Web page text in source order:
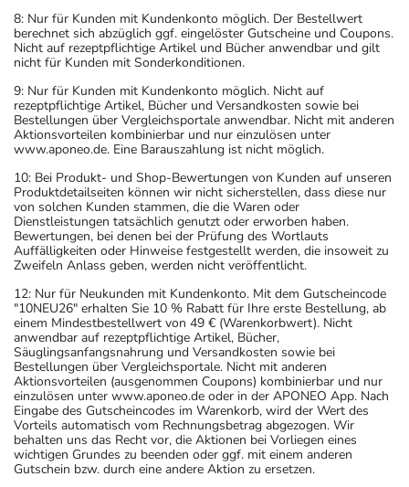
8: Nur für Kunden mit Kundenkonto möglich. Der Bestellwert
berechnet sich abzüglich ggf. eingelöster Gutscheine und Coupons.
Nicht auf rezeptpflichtige Artikel und Bücher anwendbar und gilt
nicht für Kunden mit Sonderkonditionen.
9: Nur für Kunden mit Kundenkonto möglich. Nicht auf
rezeptpflichtige Artikel, Bücher und Versandkosten sowie bei
Bestellungen über Vergleichsportale anwendbar. Nicht mit anderen
Aktionsvorteilen kombinierbar und nur einzulösen unter
www.aponeo.de. Eine Barauszahlung ist nicht möglich.
10: Bei Produkt- und Shop-Bewertungen von Kunden auf unseren
Produktdetailseiten können wir nicht sicherstellen, dass diese nur
von solchen Kunden stammen, die die Waren oder
Dienstleistungen tatsächlich genutzt oder erworben haben.
Bewertungen, bei denen bei der Prüfung des Wortlauts
Auffälligkeiten oder Hinweise festgestellt werden, die insoweit zu
Zweifeln Anlass geben, werden nicht veröffentlicht.
12: Nur für Neukunden mit Kundenkonto. Mit dem Gutscheincode
"10NEU26" erhalten Sie 10 % Rabatt für Ihre erste Bestellung, ab
einem Mindestbestellwert von 49 € (Warenkorbwert). Nicht
anwendbar auf rezeptpflichtige Artikel, Bücher,
Säuglingsanfangsnahrung und Versandkosten sowie bei
Bestellungen über Vergleichsportale. Nicht mit anderen
Aktionsvorteilen (ausgenommen Coupons) kombinierbar und nur
einzulösen unter www.aponeo.de oder in der APONEO App. Nach
Eingabe des Gutscheincodes im Warenkorb, wird der Wert des
Vorteils automatisch vom Rechnungsbetrag abgezogen. Wir
behalten uns das Recht vor, die Aktionen bei Vorliegen eines
wichtigen Grundes zu beenden oder ggf. mit einem anderen
Gutschein bzw. durch eine andere Aktion zu ersetzen.